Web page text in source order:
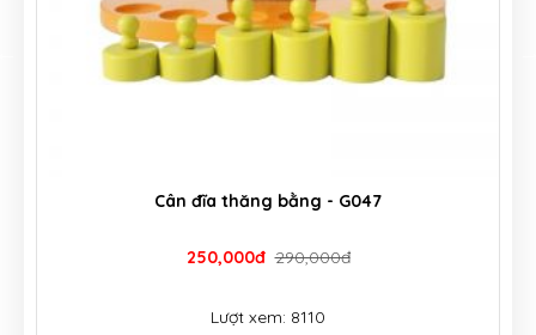
Cân đĩa thăng bằng - G047
250,000đ 290,000đ
Lượt xem: 8110